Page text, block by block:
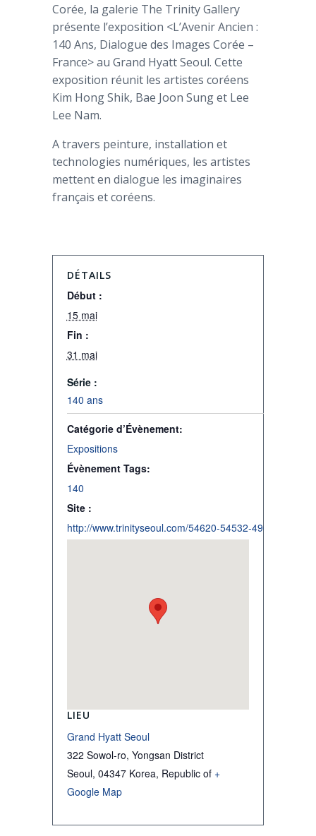
Corée, la galerie The Trinity Gallery
présente l’exposition <L’Avenir Ancien :
140 Ans, Dialogue des Images Corée –
France> au Grand Hyatt Seoul. Cette
exposition réunit les artistes coréens
Kim Hong Shik, Bae Joon Sung et Lee
Lee Nam.
A travers peinture, installation et
technologies numériques, les artistes
mettent en dialogue les imaginaires
français et coréens.
DÉTAILS
Début :
15 mai
Fin :
31 mai
Série :
140 ans
Catégorie d’Évènement:
Expositions
Évènement Tags:
140
Site :
http://www.trinityseoul.com/54620-54532-
LIEU
Grand Hyatt Seoul
322 Sowol-ro, Yongsan District
Seoul, 04347 Korea, Republic of +
Google Map